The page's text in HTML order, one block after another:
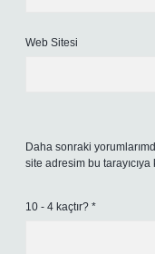
Web Sitesi
Daha sonraki
site adresim bu
10 - 4 kaçtır? *